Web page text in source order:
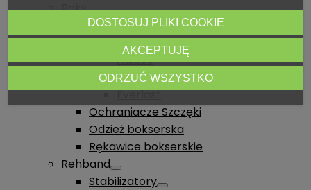
Boks
Obuwie bokserskie
Nike
Adidas
Asics
Everlast
Ochraniacze Szczęki
Odzież bokserska
Rękawice bokserskie
Rehband
Stabilizatory
DOSTOSUJ PLIKI COOKIE
ODRZUĆ WSZYSTKO
AKCEPTUJĘ